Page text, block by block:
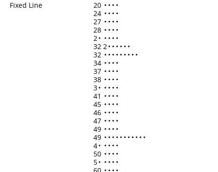
Fixed Line
20 • • • •
24 • • • •
27 • • • •
28 • • • •
2• • • • •
32 2• • • • • •
32 • • • • • • • • •
34 • • • •
37 • • • •
38 • • • •
3• • • • •
41 • • • •
45 • • • •
46 • • • •
47 • • • •
49 • • • •
49 • • • • • • • • • • •
4• • • • •
50 • • • •
5• • • • •